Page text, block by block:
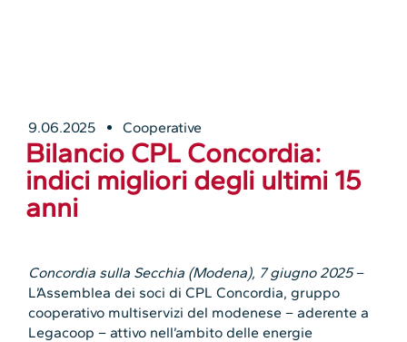
9.06.2025 Cooperative
Bilancio CPL Concordia:
indici migliori degli ultimi 15
anni
Concordia sulla Secchia (Modena), 7 giugno 2025–
L’Assemblea dei soci di CPL Concordia, gruppo
cooperativo multiservizi del modenese – aderente a
Legacoop – attivo nell’ambito delle energie